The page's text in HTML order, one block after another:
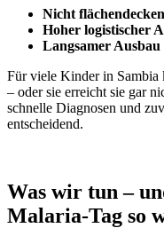
Nicht
Hoher logistischer
Langsamer
Für viele Kinder in Sambia
– oder sie erreicht sie gar
schnelle Diagnosen und
entscheidend.
Was wir tun –
Malaria-Tag so